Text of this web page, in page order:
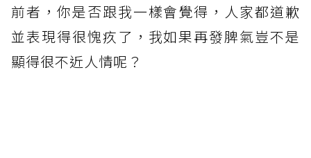
前者，你是否跟我一樣會覺得，人家都道歉
並表現得很愧疚了，我如果再發脾氣豈不是
顯得很不近人情呢？